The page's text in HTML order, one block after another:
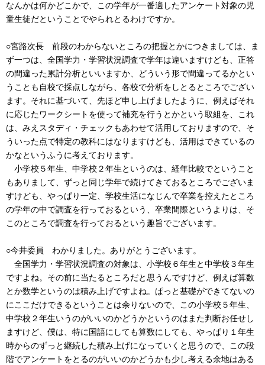
なんかは何かどこかで、この学年が一番適したアンケート対象の児
童生徒だということでやられとるわけですか。
○宮路次長 前段のわからないところの把握とかにつきましては、ま
ず一つは、全国学力・学習状況調査で学年は違いますけども、正答
の間違った累計分析といいますか、どういう形で間違ってるかとい
うことも自校で採点しながら、各校で分析をしとるところでござい
ます。それに基づいて、先ほど申し上げましたように、例えばそれ
に応じたワークシートを使って補充を行うとかという取組を、これ
は、みえスタディ・チェックもあわせて活用しておりますので、そ
ういった点で特定の教科にはなりますけども、活用はできているの
かなというふうに考えております。
小学校５年生、中学校２年生というのは、経年比較でということ
もありまして、ずっと同じ学年で続けてきておるところでございま
すけども、やっぱり一定、学校生活になじんで卒業を控えたところ
の学年の中で調査を行っておるという、卒業間際というよりは、そ
このところで調査を行っておるという趣旨でございます。
○今井委員 わかりました。ありがとうございます。
全国学力・学習状況調査の対象は、小学校６年生と中学校３年生
ですよね。その前に当たるところだと思うんですけど、例えば算数
とか数学というのは積み上げですよね。ぱっと基礎ができてないの
にここだけできるということは余りないので、この小学校５年生、
中学校２年生いうのがいいのかどうかというのはまた判断お任せし
ますけど、僕は、特に国語にしても算数にしても、やっぱり１年生
時からのずっと継続した積み上げになっていくと思うので、この段
階でアンケートをとるのがいいのかどうかも少し考える余地はある